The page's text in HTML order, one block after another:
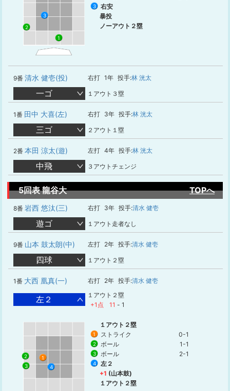
1
2
3
3
右安
暴投
ノーアウト２塁
9番 清水 健壱(投) 右打 1年 投手:林 洸太
一ゴ １アウト３塁
1番 田中 大喜(左) 右打 3年 投手:林 洸太
三ゴ ２アウト１塁
2番 本田 涼太(遊) 左打 4年 投手:林 洸太
中飛 ３アウトチェンジ
5回表 龍谷大 TOPへ
8番 岩西 悠汰(三) 右打 3年 投手:清水 健壱
遊ゴ １アウト走者なし
9番 山本 鼓太朗(中) 左打 2年 投手:清水 健壱
四球 １アウト２塁
1番 大西 凰真(一) 右打 2年 投手:清水 健壱
左２
１アウト２塁
+1点
11 - 1
1
2
3
4
１アウト２塁
1 ストライク 0-1
2 ボール 1-1
3 ボール 2-1
4
左２
+1 (山本鼓)
１アウト２塁